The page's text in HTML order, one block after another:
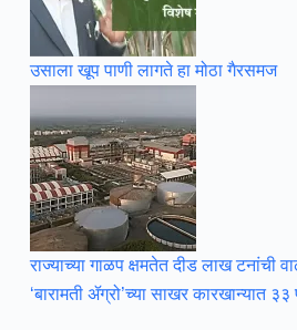
उसाला खूप पाणी लागते हा मोठा गैरसमज
राज्याच्या गाळप क्षमतेत दीड लाख टनांची
‘बारामती ॲग्रो’च्या साखर कारखान्यात ३३